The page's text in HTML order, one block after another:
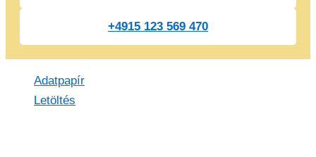
+4915 123 569 470
Adatpapír
Letöltés